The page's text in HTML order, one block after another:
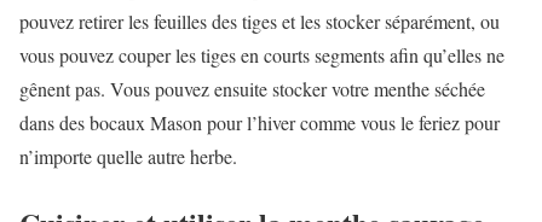
pouvez retirer les feuilles des tiges et les stocker séparément, ou
vous pouvez couper les tiges en courts segments afin qu’elles ne
gênent pas. Vous pouvez ensuite stocker votre menthe séchée
dans des bocaux Mason pour l’hiver comme vous le feriez pour
n’importe quelle autre herbe.